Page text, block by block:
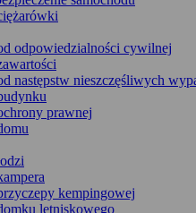
odpowiedzialności cywilnej
następstw nieszczęśliwych
prawnej
kempingowej
letniskowego